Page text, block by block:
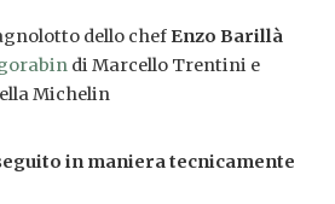
dello chefEnzo Barillà
di Marcello Trentini e
Michelin
in maniera tecnicamente